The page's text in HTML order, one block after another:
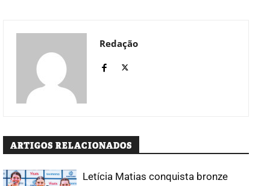
Redação
ARTIGOS RELACIONADOS
Letícia Matias conquista bronze